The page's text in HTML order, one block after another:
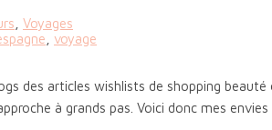
Voyages
voyage
des articles wishlists de shopping
à grands pas. Voici donc mes